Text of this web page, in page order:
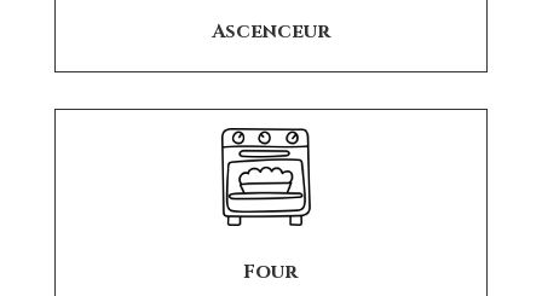
Ascenceur
Four